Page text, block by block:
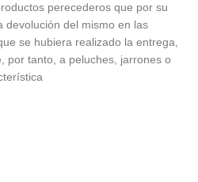
perecederos que por su
devolución del mismo en las
se hubiera realizado la entrega,
por tanto, a peluches, jarrones o